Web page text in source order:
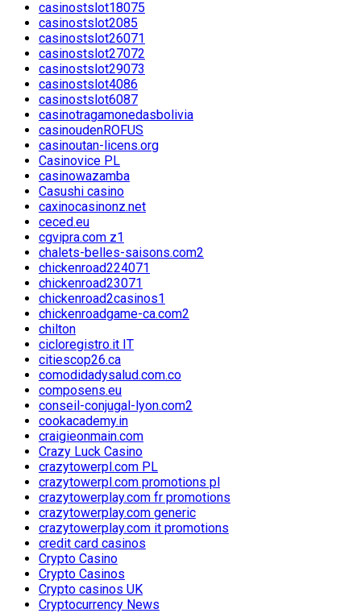
casinostslot18075
casinostslot2085
casinostslot26071
casinostslot27072
casinostslot29073
casinostslot4086
casinostslot6087
casinotragamonedasbolivia
casinoudenROFUS
casinoutan-licens.org
Casinovice PL
casinowazamba
Casushi casino
caxinocasinonz.net
ceced.eu
cgvipra.com z1
chalets-belles-saisons.com2
chickenroad224071
chickenroad23071
chickenroad2casinos1
chickenroadgame-ca.com2
chilton
cicloregistro.it IT
citiescop26.ca
comodidadysalud.com.co
composens.eu
conseil-conjugal-lyon.com2
cookacademy.in
craigieonmain.com
Crazy Luck Casino
crazytowerpl.com PL
crazytowerpl.com promotions pl
crazytowerplay.com fr promotions
crazytowerplay.com generic
crazytowerplay.com it promotions
credit card casinos
Crypto Casino
Crypto Casinos
Crypto casinos UK
Cryptocurrency News